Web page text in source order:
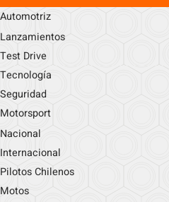
Automotriz
Lanzamientos
Test Drive
Tecnología
Seguridad
Motorsport
Nacional
Internacional
Pilotos Chilenos
Motos